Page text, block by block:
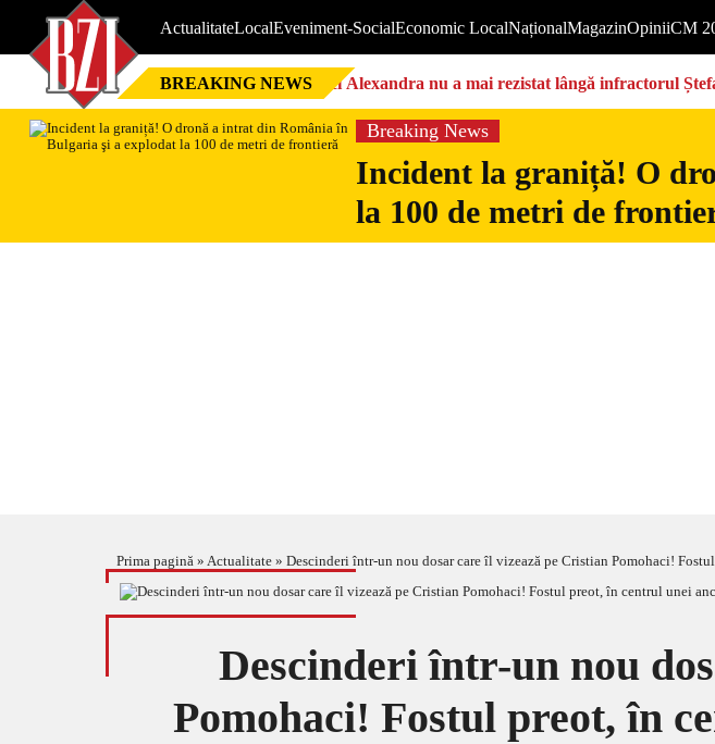
ActualitateLocalEveniment-SocialEconomic LocalNaționalMagazinOpiniiCM
BREAKING NEWS Nici Alexandra nu a mai rezistat lângă infractorul
Breaking News
Incident la graniță! O
la 100 de metri de
Prima pagină » Actualitate » Descinderi într-un nou dosar care îl vizează pe Cristian Pomohaci!
Descinderi într-un nou
Pomohaci! Fostul preot, în